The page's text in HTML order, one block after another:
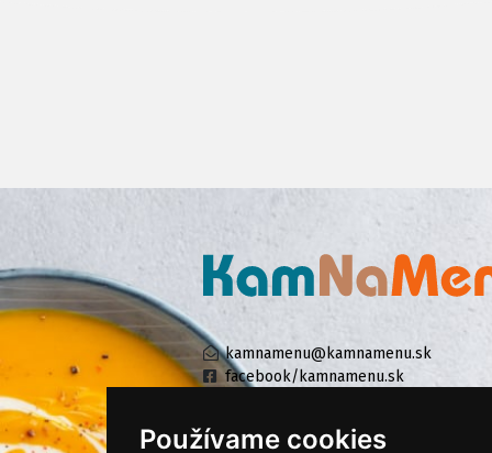
Používame cookies
kamnamenu@kamnamenu.sk
facebook/kamnamenu.sk